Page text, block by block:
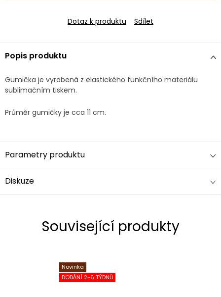
Dotaz k produktu Sdílet
Popis produktu
Gumička je vyrobená z elastického funkčního materiálu
sublimačním tiskem.
Průměr gumičky je cca 11 cm.
Parametry produktu
Diskuze
Související produkty
Novinka
DODÁNÍ 2-6 TÝDNŮ